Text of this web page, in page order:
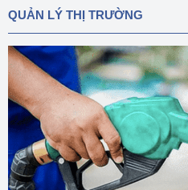
QUẢN LÝ THỊ TRƯỜNG